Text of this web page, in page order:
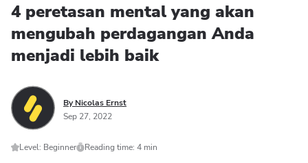
Binomo on Telegram
4 peretasan mental yang akan
mengubah perdagangan Anda
menjadi lebih baik
By Nicolas Ernst
Sep 27, 2022
Level: Beginner Reading time: 4 min